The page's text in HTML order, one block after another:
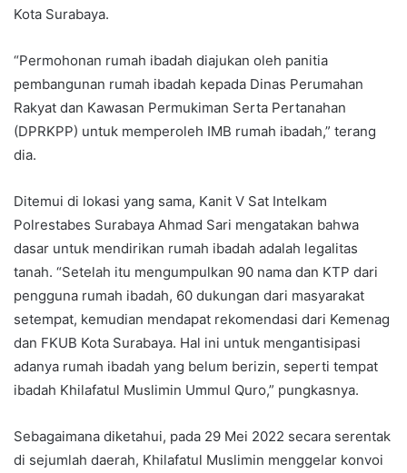
Kota Surabaya.
“Permohonan rumah ibadah diajukan oleh panitia
pembangunan rumah ibadah kepada Dinas Perumahan
Rakyat dan Kawasan Permukiman Serta Pertanahan
(DPRKPP) untuk memperoleh IMB rumah ibadah,” terang
dia.
Ditemui di lokasi yang sama, Kanit V Sat Intelkam
Polrestabes Surabaya Ahmad Sari mengatakan bahwa
dasar untuk mendirikan rumah ibadah adalah legalitas
tanah. “Setelah itu mengumpulkan 90 nama dan KTP dari
pengguna rumah ibadah, 60 dukungan dari masyarakat
setempat, kemudian mendapat rekomendasi dari Kemenag
dan FKUB Kota Surabaya. Hal ini untuk mengantisipasi
adanya rumah ibadah yang belum berizin, seperti tempat
ibadah Khilafatul Muslimin Ummul Quro,” pungkasnya.
Sebagaimana diketahui, pada 29 Mei 2022 secara serentak
di sejumlah daerah, Khilafatul Muslimin menggelar konvoi